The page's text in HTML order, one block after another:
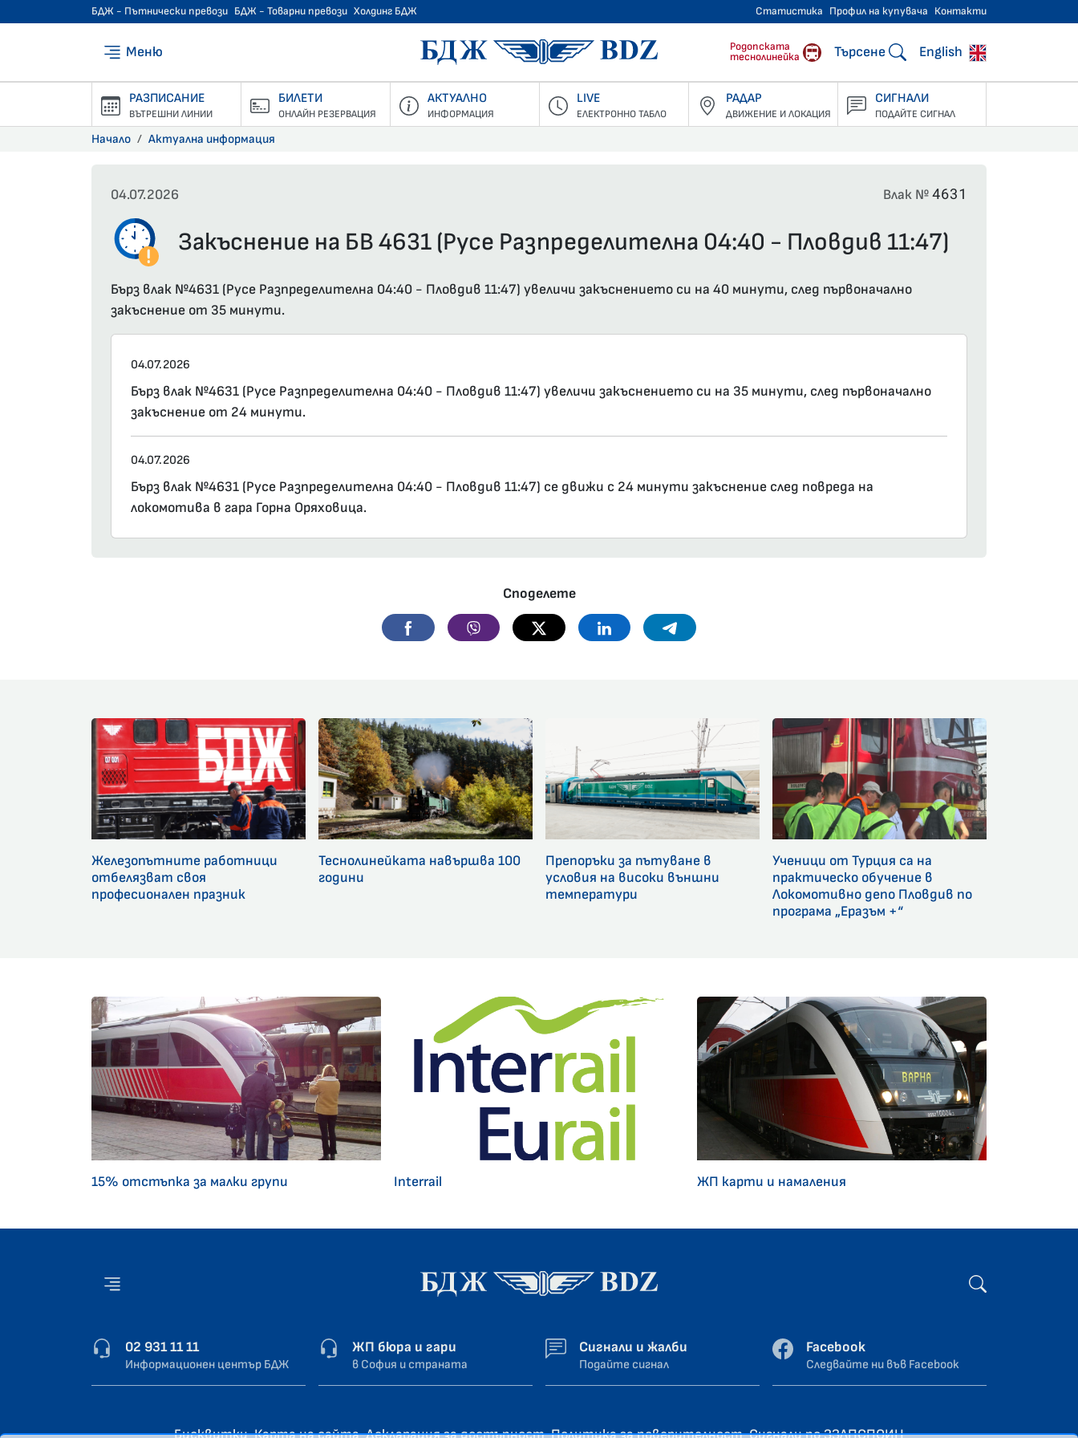
БДЖ - Пътнически превози БДЖ - Товарни превози Холдинг БДЖ Статистика Профил на купувача Контакти
Меню БДЖ - Пътнически превози
Родопската
теснолинейка
Търсене English
РАЗПИСАНИЕ
ВЪТРЕШНИ ЛИНИИ
БИЛЕТИ
ОНЛАЙН РЕЗЕРВАЦИЯ
АКТУАЛНО
ИНФОРМАЦИЯ
LIVE
ЕЛЕКТРОННО ТАБЛО
РАДАР
ДВИЖЕНИЕ И ЛОКАЦИЯ
СИГНАЛИ
ПОДАЙТЕ СИГНАЛ
Начало Актуална информация
04.07.2026 Влак №4631
Закъснение на БВ 4631 (Русе Разпределителна 04:40 - Пловдив 11:47)
Бърз влак №4631 (Русе Разпределителна 04:40 - Пловдив 11:47) увеличи закъснението си на 40 минути, след първоначално
закъснение от 35 минути.
04.07.2026
Бърз влак №4631 (Русе Разпределителна 04:40 - Пловдив 11:47) увеличи закъснението си на 35 минути, след първоначално
закъснение от 24 минути.
04.07.2026
Бърз влак №4631 (Русе Разпределителна 04:40 - Пловдив 11:47) се движи с 24 минути закъснение след повреда на
локомотива в гара Горна Оряховица.
Споделете
Facebook Viber Twitter Linkedin Telegram
Железопътните работници
отбелязват своя
професионален празник
Теснолинейката навършва 100
години
Препоръки за пътуване в
условия на високи външни
температури
Ученици от Турция са на
практическо обучение в
Локомотивно депо Пловдив по
програма „Еразъм +“
15% отстъпка за малки групи Interrail ЖП карти и намаления
02 931 11 11
Информационен център БДЖ
ЖП бюра и гари
в София и страната
Сигнали и жалби
Подайте сигнал
Facebook
Следвайте ни във Facebook
Бисквитки Карта на сайта Декларация за достъпност Политика за поверителност Сигнали по ЗЗЛПСПОИН